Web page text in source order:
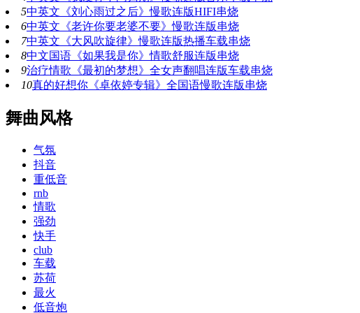
5中英文《刘心雨过之后》慢歌连版HIFI串烧
6中英文《老许你要老婆不要》慢歌连版串烧
7中英文《大风吹旋律》慢歌连版热播车载串烧
8中文国语《如果我是你》情歌舒服连版串烧
9治疗情歌《最初的梦想》全女声翻唱连版车载串烧
10真的好想你《卓依婷专辑》全国语慢歌连版串烧
舞曲风格
气氛
抖音
重低音
rnb
情歌
强劲
快手
club
车载
苏荷
最火
低音炮